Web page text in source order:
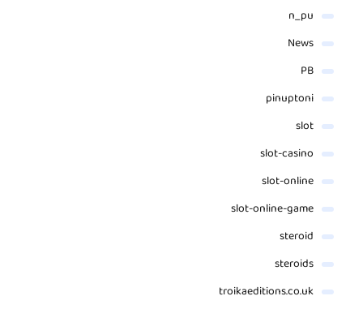
n_pu
News
PB
pinuptoni
slot
slot-casino
slot-online
slot-online-game
steroid
steroids
troikaeditions.co.uk